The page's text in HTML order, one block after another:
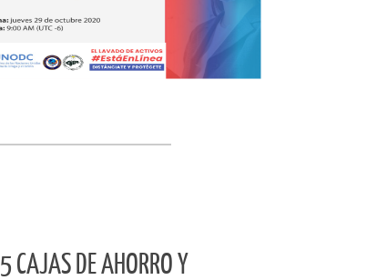
DE AHORRO Y